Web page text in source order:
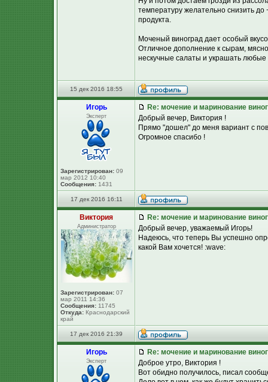
температуру желательно снизить
продукта.
Моченый виноград дает особый
Отличное дополнение к сырам,
нескучные салаты и украшать
15 дек 2016 18:55
Игорь
Эксперт
Зарегистрирован: 09
мар 2012 10:40
Сообщения: 1431
Re: мочение и маринование
Добрый вечер, Виктория !
Прямо "дошел" до меня вариант с
Огромное спасибо !
17 дек 2016 16:11
Виктория
Администратор
Зарегистрирован: 07
мар 2011 14:36
Сообщения: 11745
Откуда: Краснодарский
край
Re: мочение и маринование
Добрый вечер, уважаемый Игорь!
Надеюсь, что теперь Вы успешно
какой Вам хочется! :wave:
17 дек 2016 21:39
Игорь
Эксперт
Re: мочение и маринование
Доброе утро, Виктория !
Вот обидно получилось, писал